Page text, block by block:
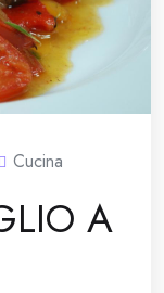
Cucina
A